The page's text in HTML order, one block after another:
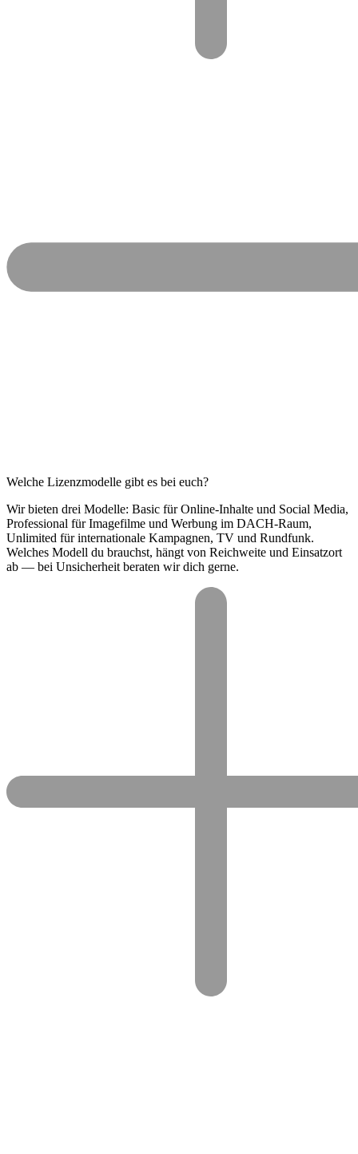
Welche Lizenzmodelle gibt es bei euch?
Wir bieten drei Modelle: Basic für Online-Inhalte und Social Media,
Professional für Imagefilme und Werbung im DACH-Raum,
Unlimited für internationale Kampagnen, TV und Rundfunk.
Welches Modell du brauchst, hängt von Reichweite und Einsatzort
ab — bei Unsicherheit beraten wir dich gerne.